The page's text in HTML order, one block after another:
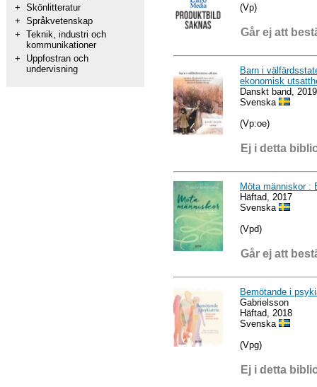
+ Skönlitteratur
+ Språkvetenskap
+ Teknik, industri och
kommunikationer
+
Uppfostran och
undervisning
(Vp)
Går ej att
Barn i
ekonomisk
Danskt band, 2019
Svenska
(Vp:oe)
Ej i detta
Möta människor :
Häftad, 2017
Svenska
(Vpd)
Går ej att
Bemötande i
Gabrielsson
Häftad, 2018
Svenska
(Vpg)
Ej i detta